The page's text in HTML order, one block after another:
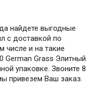
найдете выгодные
с доставкой по
числе и на такие
German Grass Элитный
упаковке. Звоните 8
привезем Ваш заказ.